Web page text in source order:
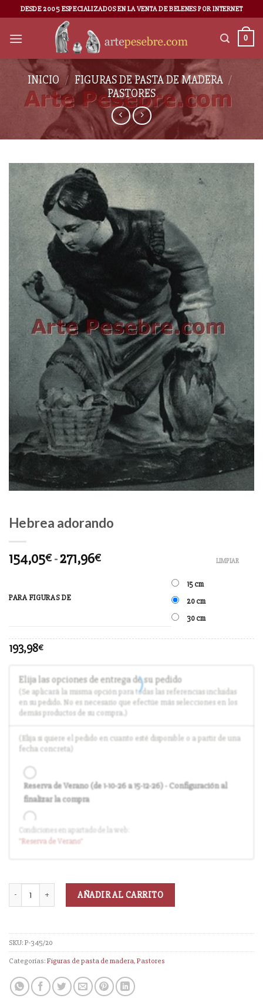
DESDE 2005 ESPECIALIZADOS EN LA VENTA DE BELENES POR INTERNET
0
INICIO / FIGURAS DE PASTA DE MADERA /
PASTORES
Hebrea adorando
154,05€ -271,96€
PARA FIGURAS DE
15 cm
20 cm
30 cm
LIMPIAR
193,98€
Elija las opciones de entrega de su pedido
(Se aplicará la misma opción para todas las referencias incluidas
en su pedido. No es necesario que efectúe más selecciones en los
demás productos de su compra.)
(Elija si quiere el pedido en cuanto esté disponible o a partir de una
fecha concreta)
Reserva de Verano (de 1-10-26 a 15-12-26) - Configuración al
finalizar la compra
Entrega en cuanto el pedido esté disponible (sin descuento)
Condiciones en apartado de la web:
"Reservade Verano"
AÑADIR AL CARRITO
SKU:P-345/20
Categorías:Figuras de pasta de madera,Pastores